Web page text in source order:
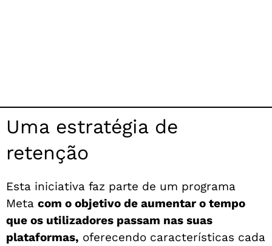
Uma estratégia de
retenção
Esta iniciativa faz parte de um programa
Meta com o objetivo de aumentar o tempo
que os utilizadores passam nas suas
plataformas, oferecendo características cada